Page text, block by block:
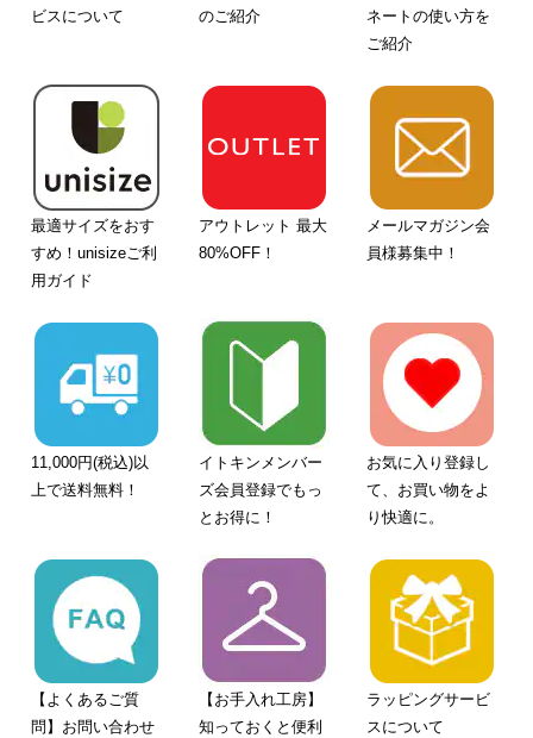
ビスについて
のご紹介
ネートの使い方を
ご紹介
最適サイズをおす
すめ！unisizeご利
用ガイド
アウトレット 最大
80%OFF！
メールマガジン会
員様募集中！
11,000円(税込)以
上で送料無料！
イトキンメンバー
ズ会員登録でもっ
とお得に！
お気に入り登録し
て、お買い物をよ
り快適に。
【よくあるご質
問】お問い合わせ
【お手入れ工房】
知っておくと便利
ラッピングサービ
スについて